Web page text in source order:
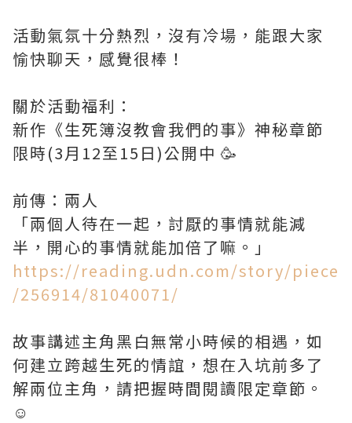
活動氣氛十分熱烈，沒有冷場，能跟大家
愉快聊天，感覺很棒！
關於活動福利：
新作《生死簿沒教會我們的事》神秘章節
限時(3月12至15日)公開中 🥳
前傳：兩人
「兩個人待在一起，討厭的事情就能減
半，開心的事情就能加倍了嘛。」
https://reading.udn.com/story/piece
/256914/81040071/
故事講述主角黑白無常小時候的相遇，如
何建立跨越生死的情誼，想在入坑前多了
解兩位主角，請把握時間閱讀限定章節。
☺️